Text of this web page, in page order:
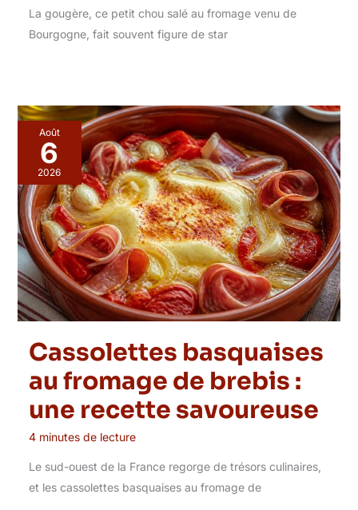
La gougère, ce petit chou salé au fromage venu de
Bourgogne, fait souvent figure de star
Août
6
2026
Cassolettes basquaises
au fromage de brebis :
une recette savoureuse
4 minutes de lecture
Le sud-ouest de la France regorge de trésors culinaires,
et les cassolettes basquaises au fromage de